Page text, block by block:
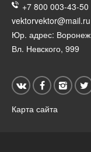
+7 800 003-43-50
vektorvektor@mail.ru
Юр. адрес:
Вл. Невского, 999
Карта сайта